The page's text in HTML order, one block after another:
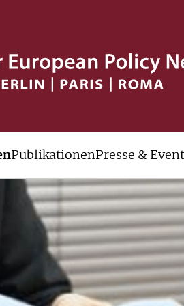
PublikationenPresse &